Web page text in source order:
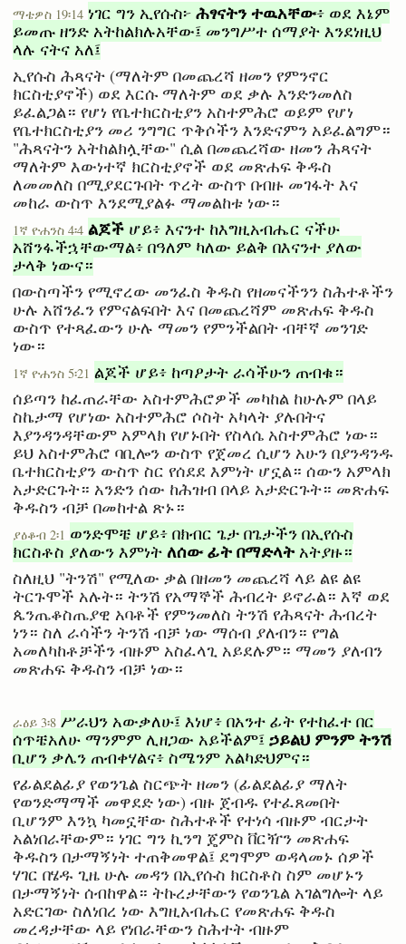
ማቴዎስ 19፡14 ነገር ግን ኢየሱስ፦ ሕፃናትን ተዉአቸው፥ ወደ እኔም
ይመጡ ዘንድ አትከልክሉአቸው፤ መንግሥተ ሰማያት እንደነዚህ
ላሉ ናትና አለ፤
ኢየሱስ ሕጻናት (ማለትም በመጨረሻ ዘመን የምንኖር
ክርስቲያኖች) ወደ እርሱ ማለትም ወደ ቃሉ እንድንመለስ
ይፈልጋል። የሆነ የቤተክርስቲያን አስተምሕሮ ወይም የሆነ
የቤተክርስቲያን መሪ ንግግር ጥቅሶችን እንድናምን አይፈልግም።
"ሕጻናትን አትከልክሏቸው" ሲል በመጨረሻው ዘመን ሕጻናት
ማለትም እውነተኛ ክርስቲያኖች ወደ መጽሐፍ ቅዱስ
ለመመለስ በሚያደርጉበት ጥረት ውስጥ በብዙ መገፋት እና
መከራ ውስጥ እንደሚያልፉ ማመልከቱ ነው።
1ኛ ዮሐንስ 4፡4 ልጆች ሆይ፥ እናንተ ከእግዚአብሔር ናችሁ
አሸንፋችኋቸውማል፥ በዓለም ካለው ይልቅ በእናንተ ያለው
ታላቅ ነውና።
በውስጣችን የሚኖረው መንፈስ ቅዱስ የዘመናችንን ስሕተቶችን
ሁሉ አሸንፈን የምናልፍበት እና በመጨረሻም መጽሐፍ ቅዱስ
ውስጥ የተጻፈውን ሁሉ ማመን የምንችልበት ብቸኛ መንገድ
ነው።
1ኛ ዮሐንስ 5፡21 ልጆች ሆይ፥ ከጣዖታት ራሳችሁን ጠብቁ።
ሰይጣን ከፈጠራቸው አስተምሕሮዎች መካከል ከሁሉም በላይ
ስኬታማ የሆነው አስተምሕሮ ሶስት አካላት ያሉበትና
እያንዳንዳቸውም አምላክ የሆኑበት የስላሴ አስተምሕሮ ነው።
ይህ አስተምሕሮ ባቢሎን ውስጥ የጀመረ ሲሆን አሁን በያንዳንዱ
ቤተክርስቲያን ውስጥ ስር የሰደደ እምነት ሆኗል። ሰውን አምላክ
አታድርጉት። አንድን ሰው ከሕዝብ በላይ አታድርጉት። መጽሐፍ
ቅዱስን ብቻ በመከተል ጽኑ።
ያዕቆብ 2፡1 ወንድሞቼ ሆይ፥ በክብር ጌታ በጌታችን በኢየሱስ
ክርስቶስ ያለውን እምነት ለሰው ፊት በማድላት አትያዙ።
ስለዚህ "ትንሽ" የሚለው ቃል በዘመን መጨረሻ ላይ ልዩ ልዩ
ትርጉሞች አሉት። ትንሽ የአማኞች ሕብረት ይኖራል። እኛ ወደ
ጴንጤቆስጤያዊ አባቶች የምንመለስ ትንሽ የሕጻናት ሕብረት
ነን። ስለ ራሳችን ትንሽ ብቻ ነው ማሰብ ያለብን። የግል
አመለካከቶቻችን ብዙም አስፈላጊ አይደሉም። ማመን ያለብን
መጽሐፍ ቅዱስን ብቻ ነው።
ራዕይ 3፡8 ሥራህን አውቃለሁ፤ እነሆ፥ በአንተ ፊት የተከፈተ በር
ሰጥቼአለሁ ማንምም ሊዘጋው አይችልም፤ ኃይልህ ምንም ትንሽ
ቢሆን ቃሌን ጠብቀሃልና፥ ስሜንም አልካድህምና።
የፊልደልፊያ የወንጌል ስርጭት ዘመን (ፊልደልፊያ ማለት
የወንድማማች መዋደድ ነው) ብዙ ጀብዱ የተፈጸመበት
ቢሆንም እንኳ ካመኗቸው ስሕተቶች የተነሳ ብዙም ብርታት
አልነበራቸውም። ነገር ግን ኪንግ ጄምስ ቨርዥን መጽሐፍ
ቅዱስን በታማኝነት ተጠቅመዋል፤ ደግሞም ወዳላመኑ ሰዎች
ሃገር በሄዱ ጊዜ ሁሉ መዳን በኢየሱስ ክርስቶስ ስም መሆኑን
በታማኝነት ሰብከዋል። ትኩረታቸውን የወንጌል አገልግሎት ላይ
አድርገው ስለነበረ ነው እግዚአብሔር የመጽሐፍ ቅዱስ
መረዳታቸው ላይ የነበራቸውን ስሕተት ብዙም